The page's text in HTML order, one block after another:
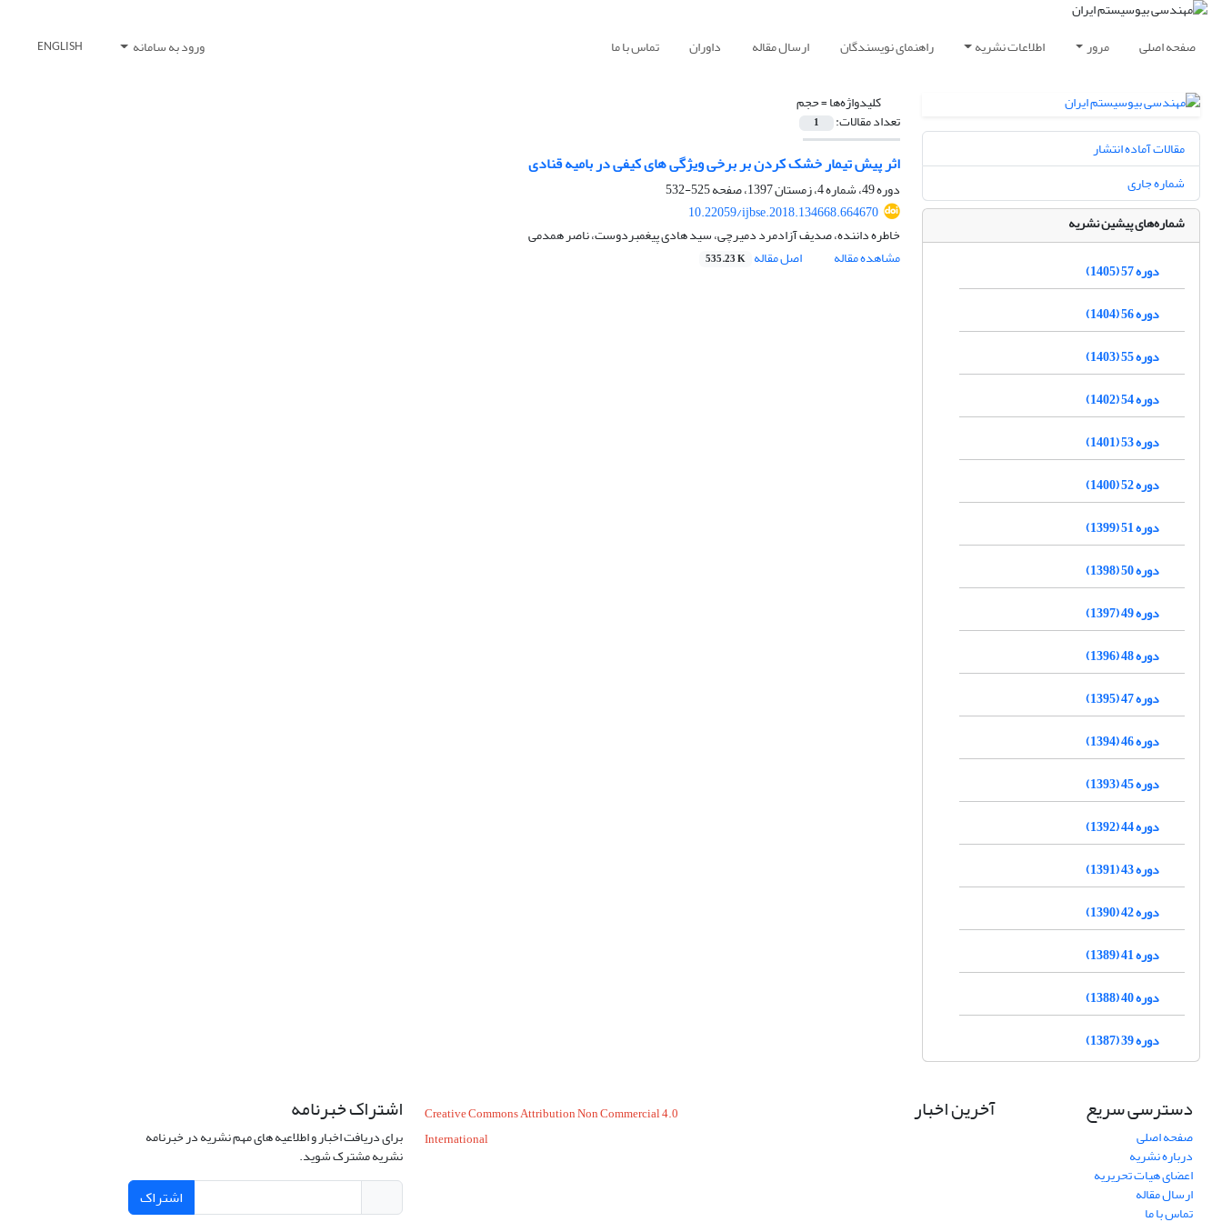
صفحه اصلی مرور اطلاعات نشریه راهنمای نویسندگان ارسال مقاله داوران تماس با ما ورود به سامانه ENGLISH
کلیدواژه‌ها =حجم
تعداد مقالات: 1
اثر پیش تیمار خشک کردن بر برخی ویژگی های کیفی در بامیه قنادی
دوره 49، شماره 4، زمستان 1397، صفحه
525-532
10.22059/ijbse.2018.134668.664670
خاطره داننده، صدیف آزادمرد دمیرچی، سید هادی پیغمبردوست، ناصر همدمی
مشاهده مقاله
اصل مقاله 535.23 K
مقالات آماده انتشار
شماره جاری
شماره‌های پیشین نشریه
دوره 57 (1405)
دوره 56 (1404)
دوره 55 (1403)
دوره 54 (1402)
دوره 53 (1401)
دوره 52 (1400)
دوره 51 (1399)
دوره 50 (1398)
دوره 49 (1397)
دوره 48 (1396)
دوره 47 (1395)
دوره 46 (1394)
دوره 45 (1393)
دوره 44 (1392)
دوره 43 (1391)
دوره 42 (1390)
دوره 41 (1389)
دوره 40 (1388)
دوره 39 (1387)
دسترسی سریع
صفحه اصلی
درباره نشریه
اعضای هیات تحریریه
ارسال مقاله
تماس با ما
آخرین اخبار
Creative Commons Attribution Non Commercial 4.0
International
اشتراک خبرنامه
برای دریافت اخبار و اطلاعیه های مهم نشریه در خبرنامه
نشریه مشترک شوید.
اشتراک